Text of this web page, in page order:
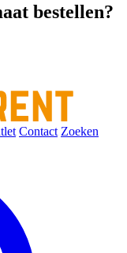
bestellen?
Contact Zoeken